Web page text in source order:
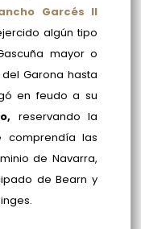
Garcés II
algún tipo
mayor o
Garona hasta
en feudo a su
reservando la
comprendía las
de Navarra,
de Bearn y